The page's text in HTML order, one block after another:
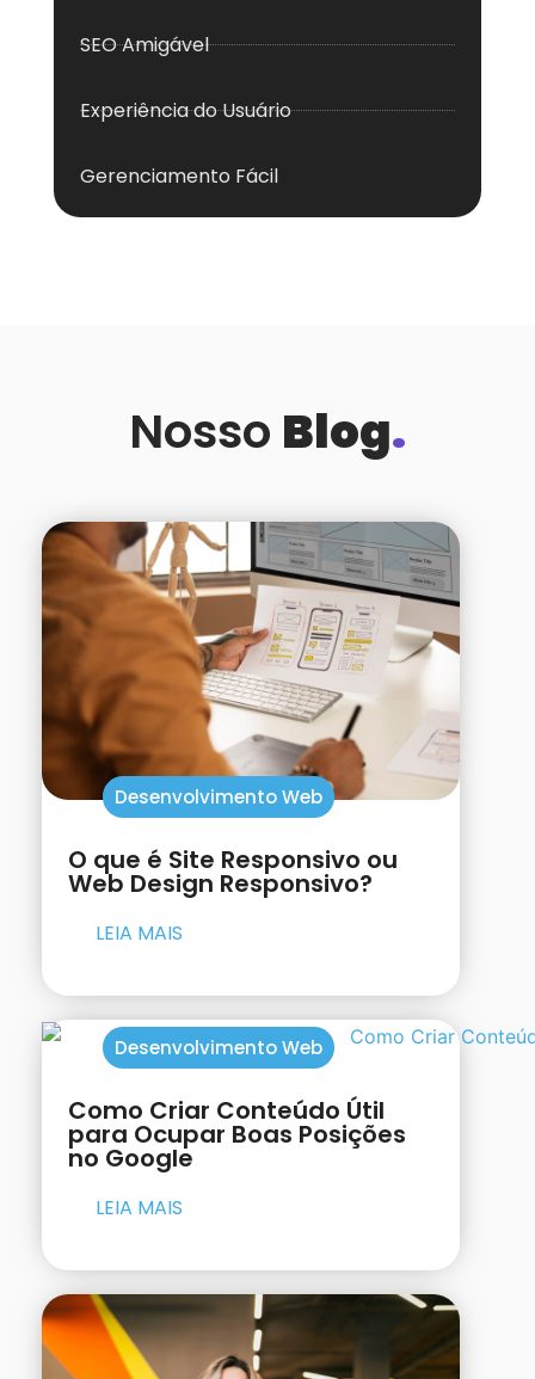
SEO Amigável
Experiência do Usuário
Gerenciamento Fácil
Nosso Blog.
Desenvolvimento Web
O que é Site Responsivo ou
Web Design Responsivo?
LEIA MAIS
Desenvolvimento Web
Como Criar Conteúdo Útil
para Ocupar Boas Posições
no Google
LEIA MAIS